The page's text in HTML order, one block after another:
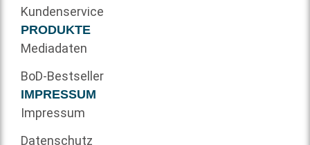
Kundenservice
PRODUKTE
Mediadaten
BoD-Bestseller
IMPRESSUM
Impressum
Datenschutz